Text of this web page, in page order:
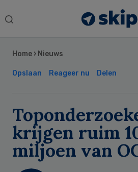
Search
Home › Nieuws
Opslaan Reageer nu Delen
krijgen ruim
miljoen van
Sidebar